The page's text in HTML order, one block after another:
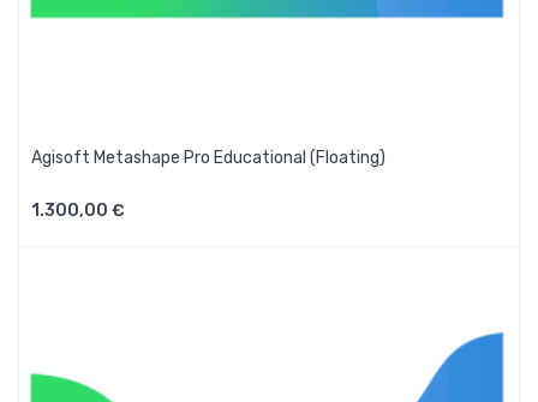
Agisoft Metashape Pro Educational (Floating)
1.300,00 €